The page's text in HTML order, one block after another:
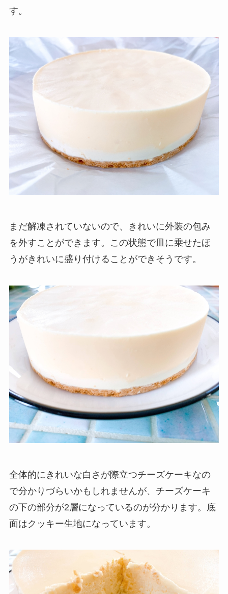
す。
まだ解凍されていないので、きれいに外装の包み
を外すことができます。この状態で皿に乗せたほ
うがきれいに盛り付けることができそうです。
全体的にきれいな白さが際立つチーズケーキなの
で分かりづらいかもしれませんが、チーズケーキ
の下の部分が2層になっているのが分かります。底
面はクッキー生地になっています。